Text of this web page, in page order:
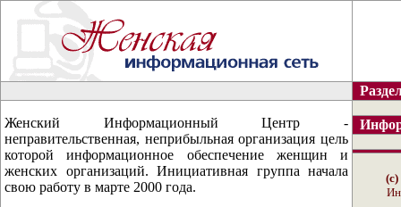
Женский Информационный Центр -
неправительственная, неприбыльная организация цель
которой информационное обеспечение женщин и
женских организаций. Инициативная группа начала
свою работу в марте 2000 года.